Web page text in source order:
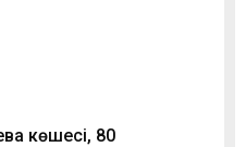
көшесі, 80